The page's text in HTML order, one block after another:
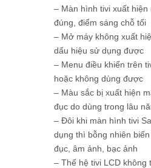
– Màn hình tivi xuất hiện
đúng, điểm sáng chỗ tối
– Mở máy không xuất
dấu hiệu sử dụng được
– Menu điều khiển trên
hoặc không dùng được
– Màu sắc bị xuất hiện
đục do dùng trong lâu
– Đôi khi màn hình tivi
dụng thì bỗng nhiên
đục, âm ảnh, bạc ảnh
– Thế hệ tivi LCD không